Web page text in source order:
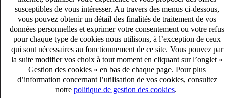
susceptibles de vous intéresser. Au travers des menus ci-dessous,
vous pouvez obtenir un détail des finalités de traitement de vos
données personnelles et exprimer votre consentement ou votre refus
pour chaque type de cookies nous utilisons, à l’exception de ceux
qui sont nécessaires au fonctionnement de ce site. Vous pouvez par
la suite modifier vos choix à tout moment en cliquant sur l’onglet «
Gestion des cookies » en bas de chaque page. Pour plus
d’information concernant l’utilisation de vos cookies, consultez
notre politique de gestion des cookies
connaître votre secteur et ses enjeux
12 bureaux en France
proximité avec nos clients et nos talents
6 solutions
s'adapter à vos besoin en recrutement
10 univers
connaître votre secteur et ses enjeux